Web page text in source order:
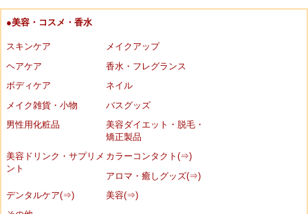
●美容・コスメ・香水
スキンケア
メイクアップ
ヘアケア
香水・フレグランス
ボディケア
ネイル
メイク雑貨・小物
バスグッズ
男性用化粧品
美容ダイエット・脱毛・
矯正製品
美容ドリンク・サプリメ
ント
カラーコンタクト(⇒)
アロマ・癒しグッズ(⇒)
デンタルケア(⇒)
美容(⇒)